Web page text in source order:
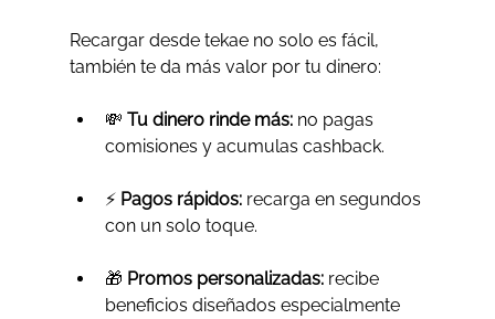
Recargar desde tekae no solo es fácil,
también te da más valor por tu dinero:
💸 Tu dinero rinde más: no pagas
comisiones y acumulas cashback.
⚡️ Pagos rápidos: recarga en segundos
con un solo toque.
🎁 Promos personalizadas: recibe
beneficios diseñados especialmente